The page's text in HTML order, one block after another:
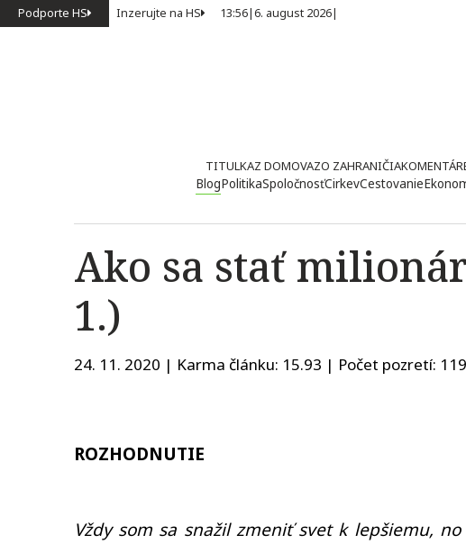
Podporte HS Inzerujte na HS 13:56|6. august 2026|
TITULKAZ DOMOVAZO ZAHRANIČIA
BlogPolitikaSpoločnosťCirkevCestovanie
Ako sa stať
1.)
24. 11. 2020 | Karma článku: 15.93 | Počet pozretí:
ROZHODNUTIE
Vždy som sa snažil zmeniť svet k lepšiemu,